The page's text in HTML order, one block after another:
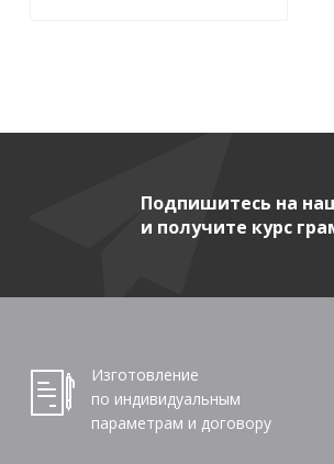
Подпишитесь на
и получите курс
Изготовление
по индивидуальным
параметрам и договору